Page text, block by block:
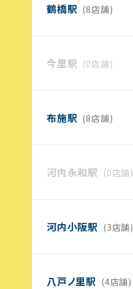
鶴橋駅 (8店舗)
今里駅 (0店舗)
布施駅 (8店舗)
河内永和駅 (0店舗)
河内小阪駅 (3店舗)
八戸ノ里駅 (4店舗)